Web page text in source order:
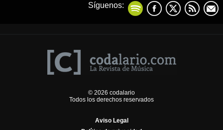
Síguenos:
© 2026 codalario
Todos los derechos reservados
Aviso Legal